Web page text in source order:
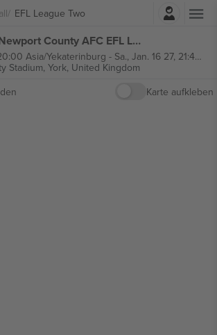
EFL League TwoEinloggen
York City FC vs Newport County AFC EFL League Two tickets
Asia/Yekaterinburg - Sa., Jan. 16 27, 21:45 Asia/Yekaterinburg
Stadium, York, United Kingdom
Karte aufkleben